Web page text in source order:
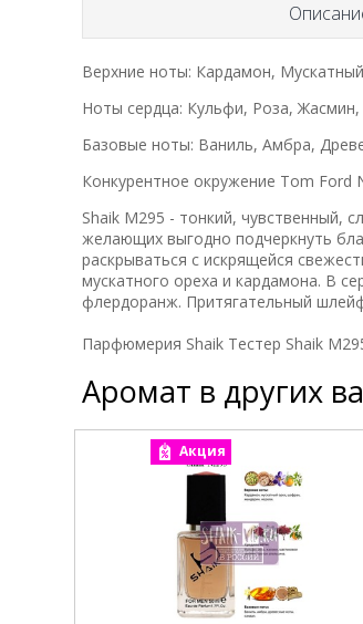
Верхние ноты: Кардамон,
Ноты сердца: Кульфи, Роза,
Базовые ноты: Ваниль, Амбра,
Конкурентное окружение Tom Ford
Shaik M295 - тонкий, чувственный,
желающих выгодно подчеркнуть
раскрываться с искрящейся
мускатного ореха и кардамона. В
флердоранж. Притягательный
Парфюмерия Shaik Тестер Shaik
Аромат в других
Акция